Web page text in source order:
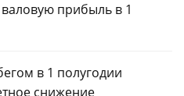
прибыль в 1
в 1 полугодии
снижение